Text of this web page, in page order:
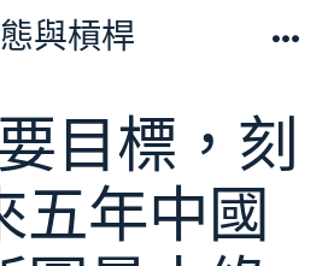
與槓桿
目標，刻
五年中國